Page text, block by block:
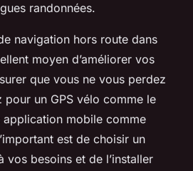
randonnées.
navigation hors route dans
moyen d’améliorer vos
que vous ne vous perdez
pour un GPS vélo comme le
application mobile comme
est de choisir un
vos besoins et de l’installer